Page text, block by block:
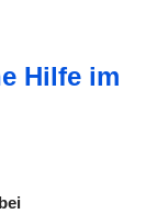
Hilfe im